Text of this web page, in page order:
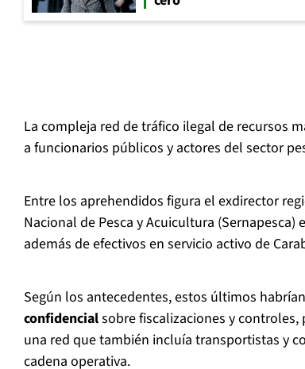
La compleja red de tráfico ilegal de recursos
a funcionarios públicos y actores del sector
Entre los aprehendidos figura el exdirector
Nacional de Pesca y Acuicultura (Sernapesca)
además de efectivos en servicio activo de
Según los antecedentes, estos últimos habrían
confidencialsobre fiscalizaciones y
una red que también incluía transportistas y
cadena operativa.